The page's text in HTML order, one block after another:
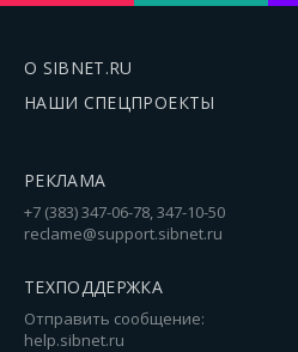
О SIBNET.RU
НАШИ СПЕЦПРОЕКТЫ
РЕКЛАМА
+7 (383) 347-06-78, 347-10-50
reclame@support.sibnet.ru
ТЕХПОДДЕРЖКА
Отправить сообщение:
help.sibnet.ru